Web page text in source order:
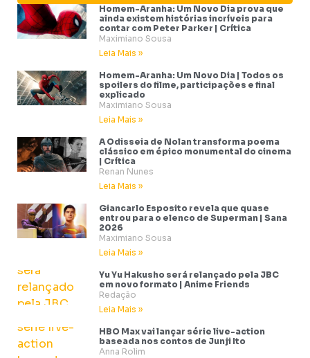
Homem-Aranha: Um Novo Dia prova que
ainda existem histórias incríveis para
contar com Peter Parker | Crítica
Maximiano Sousa
Leia Mais »
Homem-Aranha: Um Novo Dia | Todos os
spoilers do filme, participações e final
explicado
Maximiano Sousa
Leia Mais »
A Odisseia de Nolan transforma poema
clássico em épico monumental do cinema
| Crítica
Renan Nunes
Leia Mais »
Giancarlo Esposito revela que quase
entrou para o elenco de Superman | Sana
2026
Maximiano Sousa
Leia Mais »
Yu Yu Hakusho será relançado pela JBC
em novo formato | Anime Friends
Redação
Leia Mais »
HBO Max vai lançar série live-action
baseada nos contos de Junji Ito
Anna Rolim